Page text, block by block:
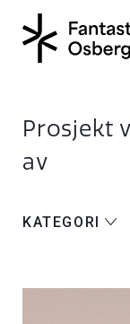
Prosjekt
av
KATEGORI
NETTSIDER